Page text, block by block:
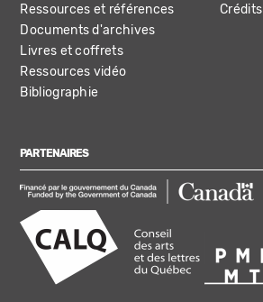
Ressources et références
Documents d'archives
Livres et coffrets
Ressources vidéo
Bibliographie
Crédits
PARTENAIRES